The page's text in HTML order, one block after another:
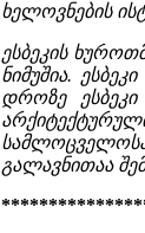
ხელოვნების
ესბეკის
ნიმუშია.
დროზე
სამლოცველოსა
გალავნითაა